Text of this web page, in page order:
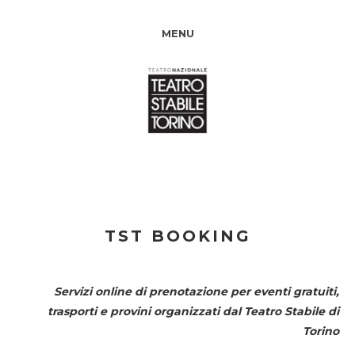
MENU
TST BOOKING
Servizi online di prenotazione per eventi gratuiti,
trasporti e provini organizzati dal Teatro Stabile di
Torino